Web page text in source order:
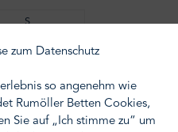
S
zum Datenschutz
so angenehm wie
Rumöller Betten Cookies,
Sie auf „Ich stimme zu“ um